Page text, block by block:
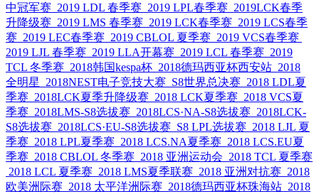
中冠军赛 2019 LDL 春季赛 2019 LPL春季赛 2019LCK春季
升降级赛 2019 LMS 春季赛 2019 LCK春季赛 2019 LCS春季
赛 2019 LEC春季赛 2019 CBLOL 夏季赛 2019 VCS春季赛
2019 LJL 春季赛 2019 LLA开幕赛 2019 LCL 春季赛 2019
TCL 冬季赛 2018韩国kespa杯 2018德玛西亚杯西安站 2018
全明星
2018NEST电子竞技大赛 S8世界总决赛 2018 LDL夏
季赛 2018LCK夏季升降级赛 2018 LCK夏季赛 2018 VCS夏
季赛 2018LMS-S8选拔赛 2018LCS·NA-S8选拔赛 2018LCK-
S8选拔赛 2018LCS·EU-S8选拔赛 S8 LPL选拔赛 2018 LJL 夏
季赛 2018 LPL夏季赛 2018 LCS.NA夏季赛 2018 LCS.EU夏
季赛 2018 CBLOL 冬季赛 2018 亚洲运动会 2018 TCL 夏季赛
2018 LCL 夏季赛 2018 LMS夏季联赛 2018 亚洲对抗赛 2018
欧美洲际赛 2018 太平洋洲际赛 2018德玛西亚杯珠海站 2018